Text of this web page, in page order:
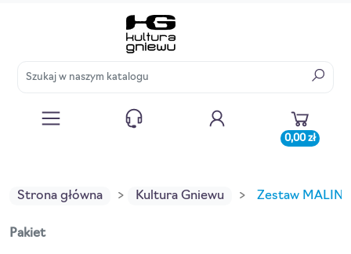
0,00 zł
Strona główna Kultura Gniewu Zestaw
Pakiet